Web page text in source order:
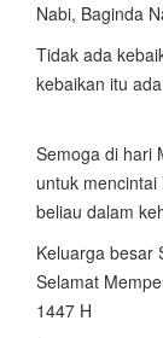
Nabi, Baginda
Tidak ada
kebaikan itu
Semoga di hari
untuk
beliau dalam
Keluarga besar
Selamat
1447 H